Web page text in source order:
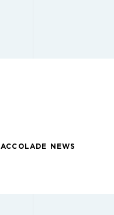
ACCOLADE NEWS